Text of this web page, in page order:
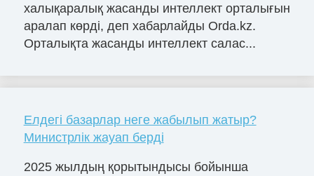
халықаралық жасанды интеллект орталығын
аралап көрді, деп хабарлайды Orda.kz.
Орталықта жасанды интеллект салас...
Елдегі базарлар неге жабылып жатыр?
Министрлік жауап берді
2025 жылдың қорытындысы бойынша